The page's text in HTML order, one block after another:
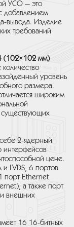
УСО — это
добавлением
вывода. Изделие
требований
(102×102 мм)
уровень
размера.
широким
существующих
2-ядерный
интерфейсов
цене.
LVDS, 6 портов
порт Ethernet
а также порт
и внешних
16 16-битных